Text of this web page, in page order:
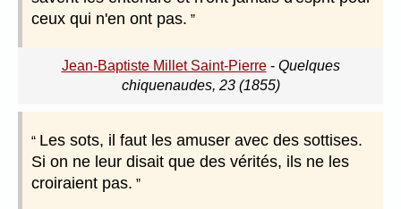
ceux qui n'en ont pas.
Jean-Baptiste Millet Saint-Pierre- Quelques
chiquenaudes, 23 (1855)
Les sots, il faut les amuser avec des sottises.
Si on ne leur disait que des vérités, ils ne les
croiraient pas.